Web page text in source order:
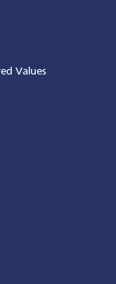
Values